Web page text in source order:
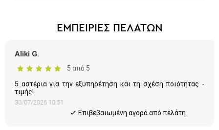
ΕΜΠΕΙΡΙΕΣ ΠΕΛΑΤΩΝ
Aliki G.
5 από 5
5 αστέρια για την εξυπηρέτηση και τη σχέση ποιότητας -
τιμής!
30/07/2026 10:51
Eπιβεβαιωμένη αγορά από πελάτη